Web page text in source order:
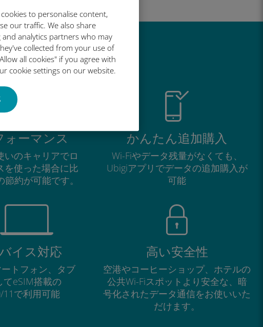
to personalise content,
our traffic. We also share
analytics partners who may
collected from your use of
all cookies" if you agree with
cookie settings on our website.
い理由
ォーマンス
いのキャリアでロ
を使った場合に比
約が可能です。
かんたん追加購入
Wi-Fiやデータ残量がなくても、
Ubigiアプリでデータの追加購入が
可能
イス対応
トフォン、タブ
てeSIM搭載の
で利用可能
高い安全性
空港やコーヒーショップ、ホテルの
公共Wi-Fiスポットより安全な、暗
号化されたデータ通信をお使いいた
だけます。